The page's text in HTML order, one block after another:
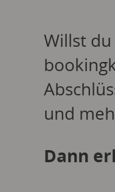
Willst
und
Dann